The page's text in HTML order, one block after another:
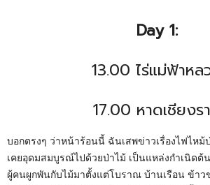
Day 1:
13.00 ไร่แม่ฟ้าหล
17.00 หาดเชียงร
บอกตรงๆ ว่าหน้าร้อนนี้ ฉันเสพข่าวเรื่องไฟไหม้
เคยอุดมสมบูรณ์ไปด้วยป่าไม้ เป็นแหล่งกำเนิดต้
ผู้คนผูกพันกับไม้มาตั้งแต่โบราณ บ้านเรือน ข้าว